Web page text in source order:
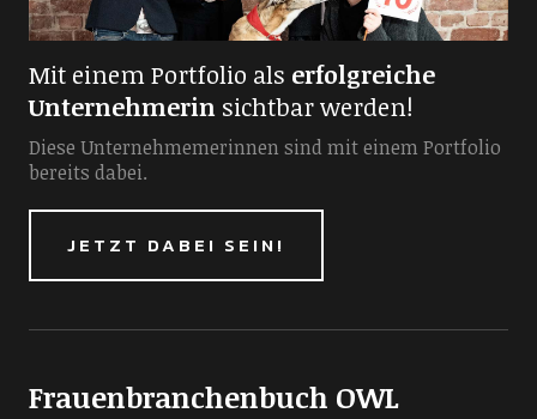
Mit einem Portfolio als erfolgreiche
Unternehmerinsichtbar werden!
Diese Unternehmemerinnen sind mit einem Portfolio
bereits dabei.
JETZT DABEI SEIN!
Frauenbranchenbuch OWL